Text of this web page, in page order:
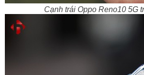
Cạnh trái Oppo Reno10 5G